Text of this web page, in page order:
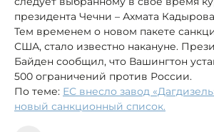
президента Чечни – Ахмата
Тем временем о новом пакете
США, стало известно накануне.
Байден сообщил, что Вашингтон
500 ограничений против России.
По теме: ЕС внесло завод
новый санкционный список.